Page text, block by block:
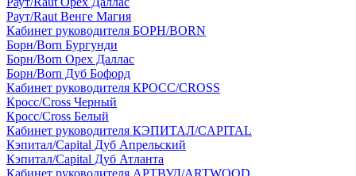
Раут/Raut Венге Магия
Кабинет руководителя БОРН/BORN
Борн/Born Бургунди
Борн/Born Орех Даллас
Борн/Born Дуб Бофорд
Кабинет руководителя КРОСС/CROSS
Кросс/Cross Черный
Кросс/Cross Белый
Кабинет руководителя КЭПИТАЛ/CAPITAL
Кэпитал/Capital Дуб Апрельский
Кэпитал/Capital Дуб Атланта
Кабинет руководителя АРТВУД/ARTWOOD